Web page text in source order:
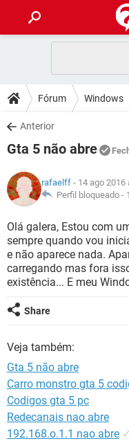
CELULAR
OUTLOOK
INSTAGRAM
GUIA DE COMPRAS
DICAS
JOGOS
INSTAGRAM
GUIA DE COMPRAS
DOWNLOADS
JOGOS
CELULAR
OUTLOOK
INSTAGRAM
GUIA DE COMPRAS
JOGOS
CELULAR
OUTLOOK
INSTAGRAM
GUIA DE COMPRAS
GLOSSÁRIO
JOGOS
CELULAR
OUTLOOK
GUIA DE COMPRAS
Fórum Windows
Anterior
Gta 5 não abre
rafaelff - 14 ago 2016
Perfil bloqueado -
Olá galera, Estou com
sempre quando vou
e não aparece nada.
carregando mas fora
existência... E meu
Share
Veja também:
Gta 5 não abre
Carro monstro gta 5
Codigos gta 5 pc
Redecanais nao abre
192.168.o.1.1 nao abre ✓